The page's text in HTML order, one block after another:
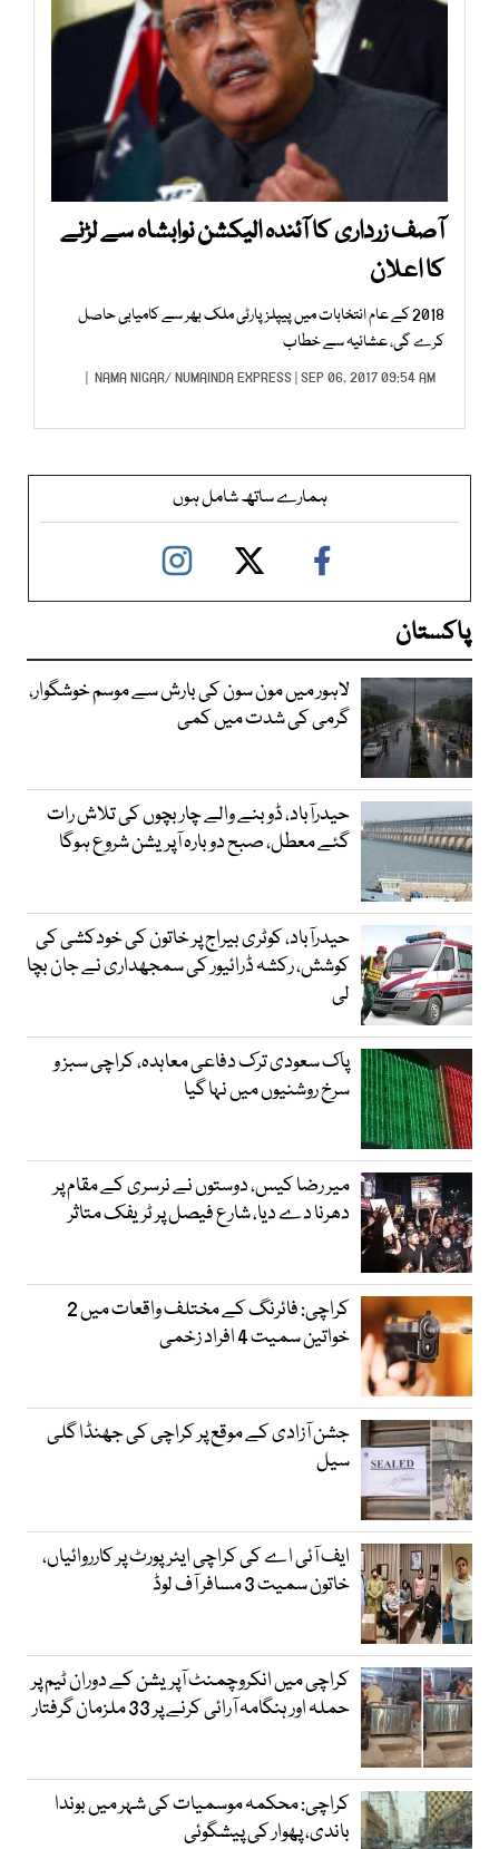
آصف زرداری کا آئندہ الیکشن نوابشاہ سے لڑنے
کا اعلان
2018 کے عام انتخابات میں پیپلز پارٹی ملک بھر سے کامیابی حاصل
کرے گی، عشائیہ سے خطاب
NAMA NIGAR/NUMAINDA EXPRESS| SEP 06, 2017 09:54 AM |
ہمارے ساتھ شامل ہوں
پاکستان
لاہور میں مون سون کی بارش سے موسم خوشگوار،
گرمی کی شدت میں کمی
حیدرآباد، ڈوبنے والے چار بچوں کی تلاش رات
گئے معطل، صبح دوبارہ آپریشن شروع ہوگا
حیدرآباد، کوٹری بیراج پر خاتون کی خودکشی کی
کوشش، رکشہ ڈرائیور کی سمجھداری نے جان بچا
لی
پاک سعودی ترک دفاعی معاہدہ، کراچی سبز و
سرخ روشنیوں میں نہا گیا
میر رضا کیس، دوستوں نے نرسری کے مقام پر
دھرنا دے دیا، شارع فیصل پر ٹریفک متاثر
کراچی: فائرنگ کے مختلف واقعات میں 2
خواتین سمیت 4 افراد زخمی
جشن آزادی کے موقع پر کراچی کی جھنڈا گلی
سیل
ایف آئی اے کی کراچی ایئرپورٹ پر کارروائیاں،
خاتون سمیت 3 مسافر آف لوڈ
کراچی میں انکروچمنٹ آپریشن کے دوران ٹیم پر
حملہ اور ہنگامہ آرائی کرنے پر 33 ملزمان گرفتار
کراچی: محکمہ موسمیات کی شہر میں بوندا
باندی، پھوار کی پیشگوئی